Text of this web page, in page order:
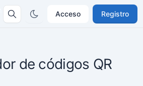
Acceso Registro
de códigos QR